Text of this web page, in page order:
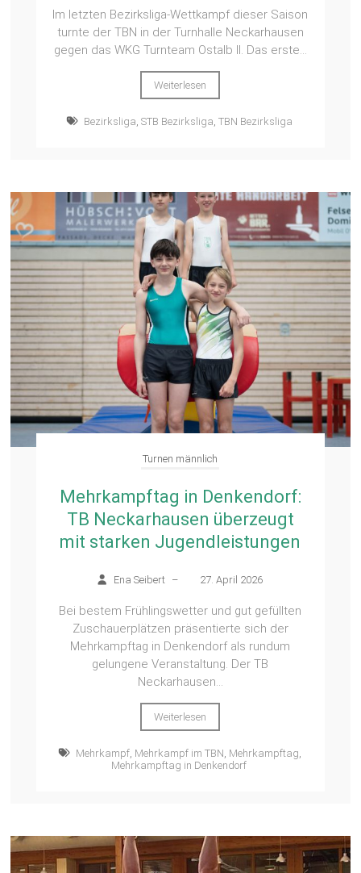
Im letzten Bezirksliga-Wettkampf dieser Saison
turnte der TBN in der Turnhalle Neckarhausen
gegen das WKG Turnteam Ostalb II. Das erste...
Weiterlesen
Bezirksliga ,STB Bezirksliga ,TBN Bezirksliga
Turnen männlich
Mehrkampftag in Denkendorf:
TB Neckarhausen überzeugt
mit starken Jugendleistungen
Ena Seibert – 27. April 2026
Bei bestem Frühlingswetter und gut gefüllten
Zuschauerplätzen präsentierte sich der
Mehrkampftag in Denkendorf als rundum
gelungene Veranstaltung. Der TB
Neckarhausen...
Weiterlesen
Mehrkampf, Mehrkampf im TBN Mehrkampftag
Mehrkampftag in Denkendorf